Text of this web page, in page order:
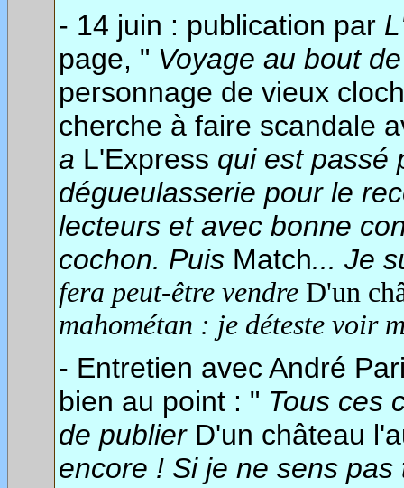
- 14 juin : publication par
page, " Voyage au bout
personnage de vieux
cherche à faire scandale
a L'Express qui est passé
dégueulasserie pour le
lecteurs et avec bonne
cochon. Puis Match... Je
fera peut-être vendre D'un
mahométan : je déteste voir
- Entretien avec André
bien au point : " Tous ces
de publier D'un château
encore ! Si je ne sens